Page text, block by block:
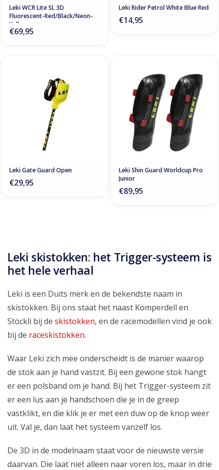
Leki WCR Lite SL 3D
Fluorescent-Red/Black/Neon-
Yellow
€69,95
Leki Rider Petrol White Blue Red
€14,95
Leki Gate Guard Open
€29,95
Leki Shin Guard Worldcup Pro
Junior
€89,95
Leki skistokken: het Trigger-systeem is
het hele verhaal
Leki is een Duits merk en de bekendste naam in
skistokken. Bij ons staat het naast Komperdell en
Stöckli bij de skistokken, en de racemodellen vind je ook
bij de raceskistokken.
Waar Leki zich mee onderscheidt is de manier waarop
de stok aan je hand vastzit. Bij een gewone stok hangt
er een polsband om je hand. Bij het Trigger-systeem zit
er een lus aan je handschoen die je in de greep
vastklikt, en die klik je er met een duw op de knop weer
uit. Val je, dan laat het systeem vanzelf los.
De 3D in de modelnaam staat voor de nieuwste versie
daarvan. Die laat niet alleen naar voren los, maar in drie